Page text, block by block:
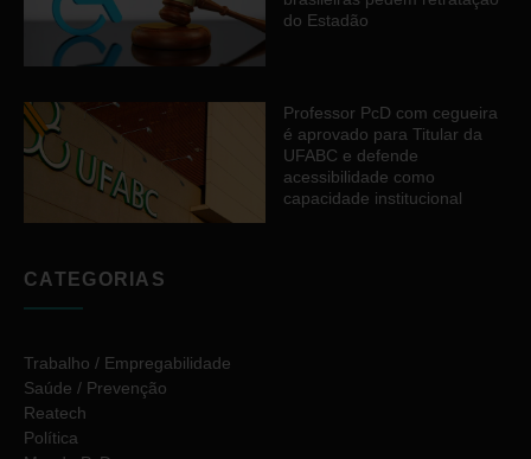
do Estadão
Professor PcD com cegueira
é aprovado para Titular da
UFABC e defende
acessibilidade como
capacidade institucional
CATEGORIAS
Trabalho / Empregabilidade
Saúde / Prevenção
Reatech
Política